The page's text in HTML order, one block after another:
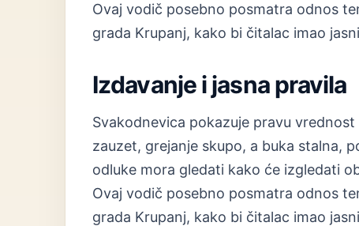
Ovaj vodič posebno posmatra odnos
grada Krupanj, kako bi čitalac imao
Izdavanje i jasna pravila
Svakodnevica pokazuje pravu
zauzet, grejanje skupo, a buka stalna,
odluke mora gledati kako će izgledati
Ovaj vodič posebno posmatra odnos
grada Krupanj, kako bi čitalac imao